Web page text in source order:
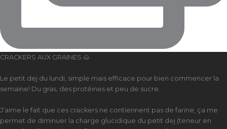
CRACKERS AUX GRAINES 🌰
Le petit dej du lundi, simple mais efficace pour bien commencer la
semaine! Du gras, des protéines et peu de sucre.
J’aime le fait que ces crackers ne contiennent pas de farine, ça me
permet de diminuer la charge glucidique du petit dej (teneur en